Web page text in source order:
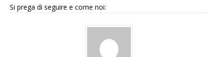
Si prega di seguire e come noi: